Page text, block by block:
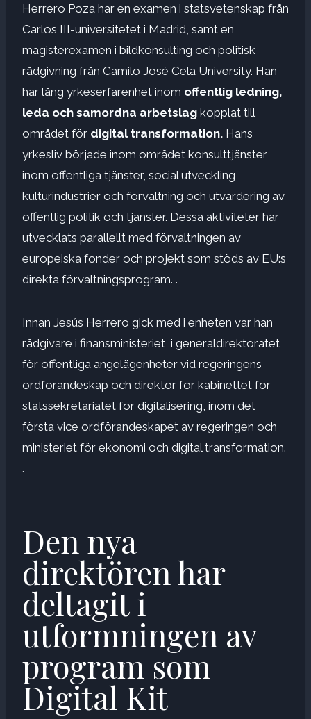
Herrero Poza har en examen i statsvetenskap från
Carlos III-universitetet i Madrid, samt en
magisterexamen i bildkonsulting och politisk
rådgivning från Camilo José Cela University. Han
har lång yrkeserfarenhet inom offentlig ledning,
leda och samordna arbetslag kopplat till
området för digital transformation. Hans
yrkesliv började inom området konsulttjänster
inom offentliga tjänster, social utveckling,
kulturindustrier och förvaltning och utvärdering av
offentlig politik och tjänster. Dessa aktiviteter har
utvecklats parallellt med förvaltningen av
europeiska fonder och projekt som stöds av EU:s
direkta förvaltningsprogram. .
​Innan Jesús Herrero gick med i enheten var han
rådgivare i finansministeriet, i generaldirektoratet
för offentliga angelägenheter vid regeringens
ordförandeskap och direktör för kabinettet för
statssekretariatet för digitalisering, inom det
första vice ordförandeskapet av regeringen och
ministeriet för ekonomi och digital transformation.
.
Den nya
direktören har
deltagit i
utformningen av
program som
Digital Kit